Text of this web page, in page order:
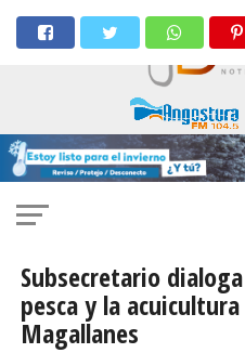
Subsecretario
pesca y la
Magallanes